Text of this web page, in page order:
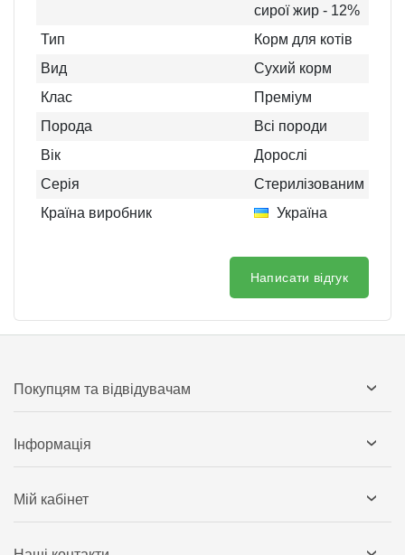
сирої жир - 12%
Тип
Корм для котів
Вид
Сухий корм
Клас
Преміум
Порода
Всі породи
Вік
Дорослі
Серія
Стерилізованим
Країна виробник
Україна
Написати відгук
Покупцям та відвідувачам
Інформація
Мій кабінет